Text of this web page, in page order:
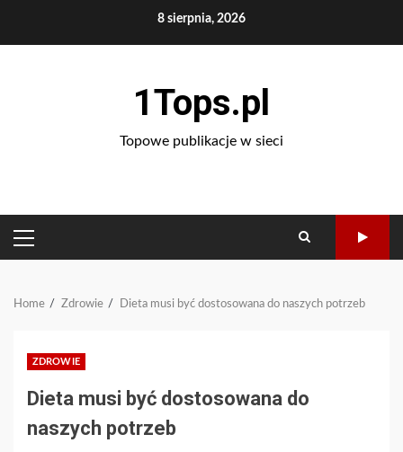
8 sierpnia, 2026
1Tops.pl
Topowe publikacje w sieci
PRIMARY
MENU
Home Zdrowie Dieta musi być dostosowana do naszych potrzeb
ZDROWIE
Dieta musi być dostosowana do
naszych potrzeb